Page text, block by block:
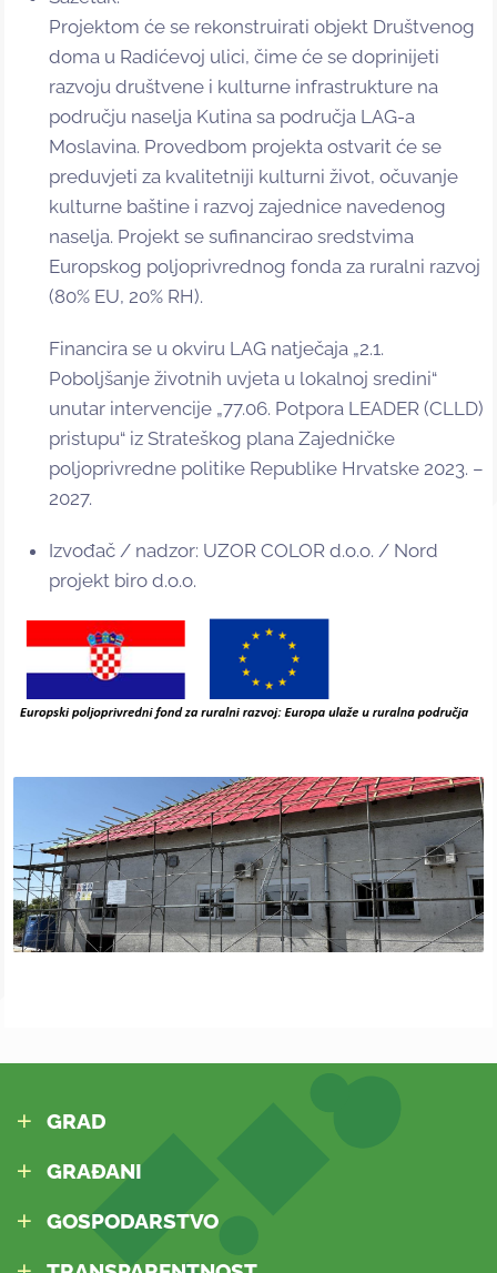
Projektom će se rekonstruirati objekt Društvenog
doma u Radićevoj ulici, čime će se doprinijeti
razvoju društvene i kulturne infrastrukture na
području naselja Kutina sa područja LAG-a
Moslavina. Provedbom projekta ostvarit će se
preduvjeti za kvalitetniji kulturni život, očuvanje
kulturne baštine i razvoj zajednice navedenog
naselja. Projekt se sufinancirao sredstvima
Europskog poljoprivrednog fonda za ruralni razvoj
(80% EU, 20% RH).
Financira se u okviru LAG natječaja „2.1.
Poboljšanje životnih uvjeta u lokalnoj sredini“
unutar intervencije „77.06. Potpora LEADER (CLLD)
pristupu“ iz Strateškog plana Zajedničke
poljoprivredne politike Republike Hrvatske 2023. –
2027.
Izvođač / nadzor: UZOR COLOR d.o.o. / Nord
projekt biro d.o.o.
GRAD
GRAĐANI
GOSPODARSTVO